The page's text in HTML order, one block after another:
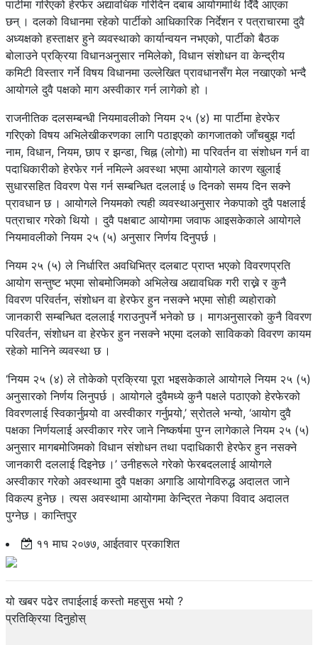
पार्टीमा गरिएको हेरफेर अद्यावधिक गरिदिन दबाब आयोगमाथि दिँदै आएका
छन् । दलको विधानमा रहेको पार्टीको आधिकारिक निर्देशन र पत्राचारमा दुवै
अध्यक्षको हस्ताक्षर हुने व्यवस्थाको कार्यान्वयन नभएको, पार्टीको बैठक
बोलाउने प्रक्रिया विधानअनुसार नमिलेको, विधान संशोधन वा केन्द्रीय
कमिटी विस्तार गर्ने विषय विधानमा उल्लेखित प्रावधानसँग मेल नखाएको भन्दै
आयोगले दुवै पक्षको माग अस्वीकार गर्न लागेको हो ।
राजनीतिक दलसम्बन्धी नियमावलीको नियम २५ (४) मा पार्टीमा हेरफेर
गरिएको विषय अभिलेखीकरणका लागि पठाइएको कागजातको जाँचबुझ गर्दा
नाम, विधान, नियम, छाप र झन्डा, चिह्न (लोगो) मा परिवर्तन वा संशोधन गर्न वा
पदाधिकारीको हेरफेर गर्न नमिल्ने अवस्था भएमा आयोगले कारण खुलाई
सुधारसहित विवरण पेस गर्न सम्बन्धित दललाई ७ दिनको समय दिन सक्ने
प्रावधान छ । आयोगले नियमको त्यही व्यवस्थाअनुसार नेकपाको दुवै पक्षलाई
पत्राचार गरेको थियो । दुवै पक्षबाट आयोगमा जवाफ आइसकेकाले आयोगले
नियमावलीको नियम २५ (५) अनुसार निर्णय दिनुपर्छ ।
नियम २५ (५) ले निर्धारित अवधिभित्र दलबाट प्राप्त भएको विवरणप्रति
आयोग सन्तुष्ट भएमा सोबमोजिमको अभिलेख अद्यावधिक गरी राख्ने र कुनै
विवरण परिवर्तन, संशोधन वा हेरफेर हुन नसक्ने भएमा सोही व्यहोराको
जानकारी सम्बन्धित दललाई गराउनुपर्ने भनेको छ । मागअनुसारको कुनै विवरण
परिवर्तन, संशोधन वा हेरफेर हुन नसक्ने भएमा दलको साविकको विवरण कायम
रहेको मानिने व्यवस्था छ ।
‘नियम २५ (४) ले तोकेको प्रक्रिया पूरा भइसकेकाले आयोगले नियम २५ (५)
अनुसारको निर्णय लिनुपर्छ । आयोगले दुवैमध्ये कुनै पक्षले पठाएको हेरफेरको
विवरणलाई स्विकार्नुपर्‍यो वा अस्वीकार गर्नुपर्‍यो,’ स्रोतले भन्यो, ‘आयोग दुवै
पक्षका निर्णयलाई अस्वीकार गरेर जाने निष्कर्षमा पुग्न लागेकाले नियम २५ (५)
अनुसार मागबमोजिमको विधान संशोधन तथा पदाधिकारी हेरफेर हुन नसक्ने
जानकारी दललाई दिइनेछ ।’ उनीहरूले गरेको फेरबदललाई आयोगले
अस्वीकार गरेको अवस्थामा दुवै पक्षका अगाडि आयोगविरुद्ध अदालत जाने
विकल्प हुनेछ । त्यस अवस्थामा आयोगमा केन्द्रित नेकपा विवाद अदालत
पुग्नेछ । कान्तिपुर
११ माघ २०७७, आईतवार प्रकाशित
यो खबर पढेर तपाईलाई कस्तो महसुस भयो ?
प्रतिक्रिया दिनुहोस्